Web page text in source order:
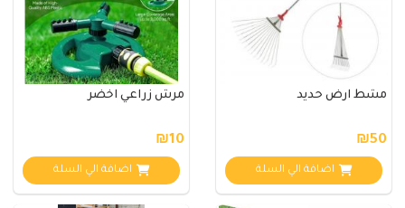
مشط ارض حديد
₪50
اضافة الي السلة
مرش زراعي اخضر
₪10
اضافة الي السلة